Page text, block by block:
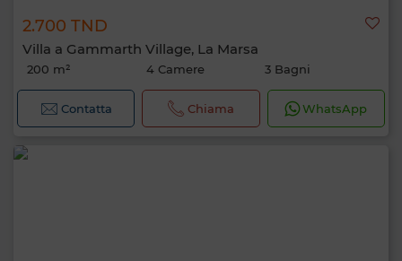
2.700 TND
Villa a Gammarth Village, La Marsa
200 m² 4 Camere 3 Bagni
Contatta Chiama WhatsApp